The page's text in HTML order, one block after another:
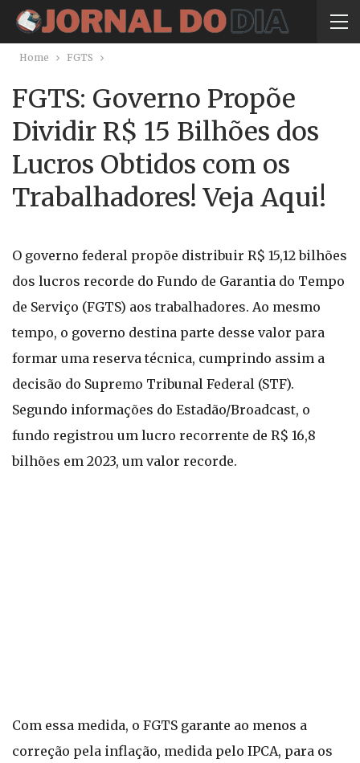
Home FGTS
FGTS: Governo Propõe
Dividir R$ 15 Bilhões dos
Lucros Obtidos com os
Trabalhadores! Veja Aqui!
O governo federal propõe distribuir R$ 15,12 bilhões
dos lucros recorde do Fundo de Garantia do Tempo
de Serviço (FGTS) aos trabalhadores. Ao mesmo
tempo, o governo destina parte desse valor para
formar uma reserva técnica, cumprindo assim a
decisão do Supremo Tribunal Federal (STF).
Segundo informações do Estadão/Broadcast, o
fundo registrou um lucro recorrente de R$ 16,8
bilhões em 2023, um valor recorde.
Com essa medida, o FGTS garante ao menos a
correção pela inflação, medida pelo IPCA, para os